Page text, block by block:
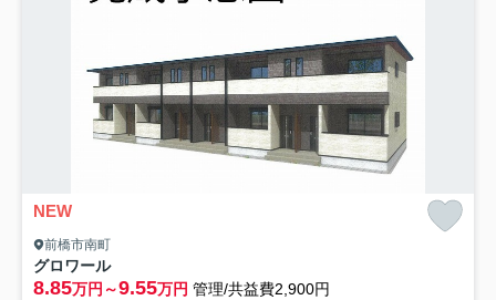
NEW
前橋市南町
グロワール
8.85万円～9.55万円 管理/共益費2,900円